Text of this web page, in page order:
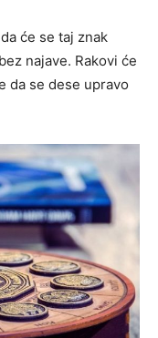
će se taj znak
najave. Rakovi će
da se dese upravo